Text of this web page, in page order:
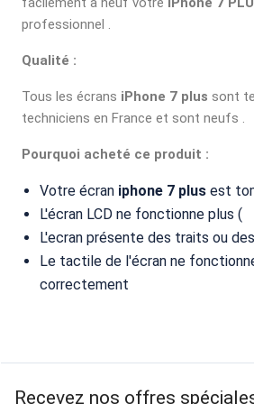
professionnel .
Qualité :
Tous les écrans iPhone 7 plus sont
techniciens en France et sont neufs .
Pourquoi acheté ce produit :
Votre écran iphone 7 plus est
L'écran LCD ne fonctionne plus (
L'ecran présente des traits ou
Le tactile de l'écran ne
correctement
Recevez nos offres